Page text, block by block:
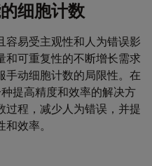
细胞计数
容易受主观性和人为错误影
和可重复性的不断增长需求
手动细胞计数的局限性。在
提高精度和效率的解决方
过程，减少人为错误，并提
效率。